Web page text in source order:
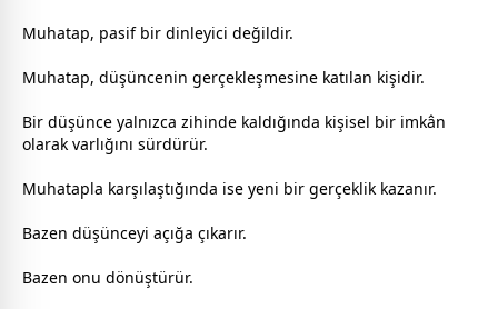
Muhatap, pasif bir dinleyici değildir.
Muhatap, düşüncenin gerçekleşmesine katılan kişidir.
Bir düşünce yalnızca zihinde kaldığında kişisel bir imkân
olarak varlığını sürdürür.
Muhatapla karşılaştığında ise yeni bir gerçeklik kazanır.
Bazen düşünceyi açığa çıkarır.
Bazen onu dönüştürür.